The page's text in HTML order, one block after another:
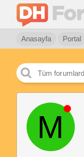
Anasayfa Portal
M